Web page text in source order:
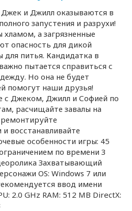
и Джилл оказываются в
запустения и разрухи!
а загрязненные
опасность для дикой
питья. Кандидатка в
пытается справиться с
Но она не будет
помогут наши друзья!
с Джеком, Джилл и Софией по
расчищайте завалы на
восстанавливайте
особенности игры: 45
по времени 3
Захватывающий
OS: Windows 7 или
ввод имени
2.0 GHz RAM: 512 MB DirectX: